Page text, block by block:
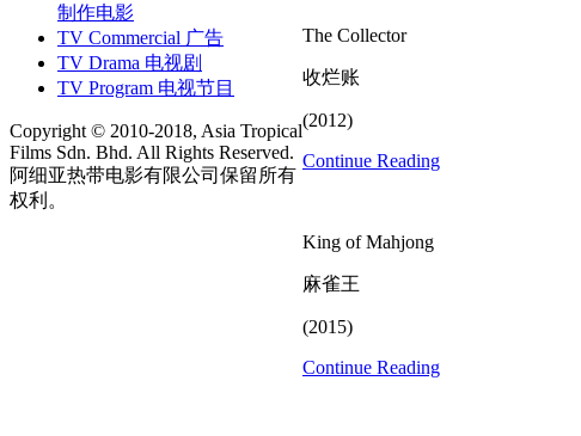
The Collector
收烂账
(2012)
Continue Reading
King of Mahjong
麻雀王
(2015)
Continue Reading
制作电影
TV Commercial 广告
TV Drama 电视剧
TV Program 电视节目
Copyright © 2010-2018, Asia Tropical
Films Sdn. Bhd. All Rights Reserved.
阿细亚热带电影有限公司保留所有
权利。